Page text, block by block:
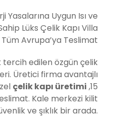
Yasalarına Uygun Isı ve
Lüks Çelik Kapı Villa
Tüm Avrupa’ya Teslimat
tercih edilen özgün çelik
Üretici firma avantajlı
çelik kapı üretimi ,15
Kale merkezi kilit
ve şıklık bir arada.